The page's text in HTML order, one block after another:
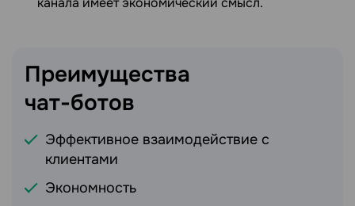
Преимущества
чат-ботов
Эффективное взаимодействие с
клиентами
Экономность